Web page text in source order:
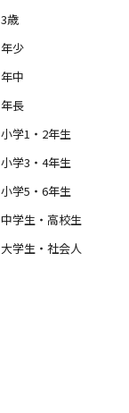
3歳
年少
年中
年長
小学1・2年生
小学3・4年生
小学5・6年生
中学生・高校生
大学生・社会人